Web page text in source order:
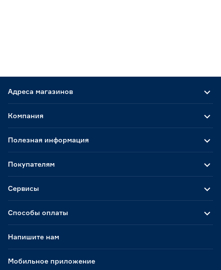
Адреса магазинов
Способы оплаты
Мобильное приложение
Компания
Полезная информация
Покупателям
Сервисы
Напишите нам